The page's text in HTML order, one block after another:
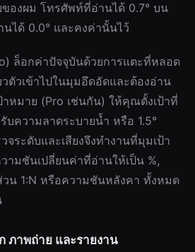
องผม โทรศัพท์ที่อ่านได้ 0.7° บน
ได้ 0.0° และคงค่านั้นไว้
ล็อกค่าปัจจุบันด้วยการแตะที่หลอด
ตัวเข้าไปในมุมอึดอัดและต้องอ่าน
หมาย (Pro เช่นกัน) ให้คุณตั้งเป้าที่
บความลาดระบายน้ำ หรือ 1.5°
จระดับและเสียงจึงทำงานที่มุมเป้า
มชันเปลี่ยนค่าที่อ่านให้เป็น %,
น 1:N หรือความชันหลังคา ทั้งหมด
ภาพถ่าย และรายงาน